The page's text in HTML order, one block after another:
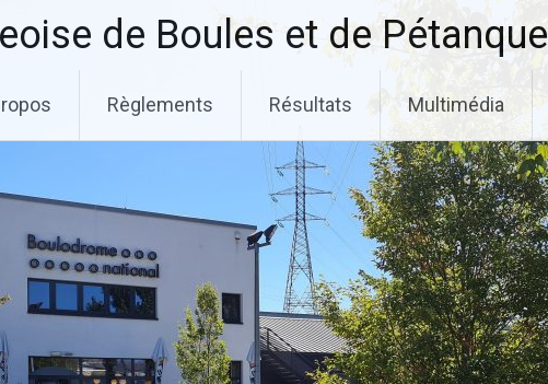
de Boules et de Pétanque
Règlements Résultats Multimédia